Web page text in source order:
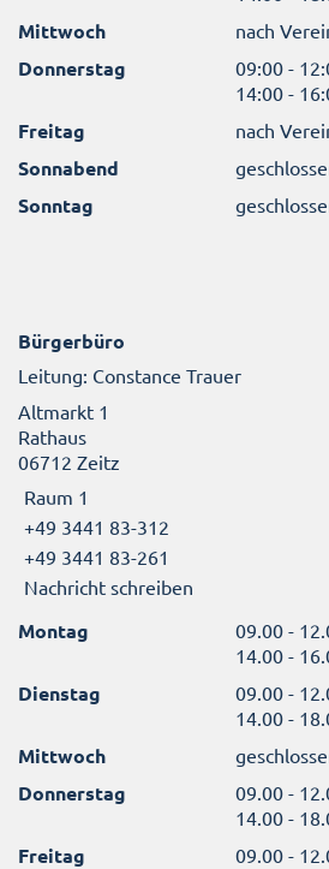
Mittwoch nach
Donnerstag
09:00 -
14:00 -
Freitag nach
Sonnabend
Sonntag
Bürgerbüro
Leitung: Constance Trauer
Altmarkt 1
Rathaus
06712 Zeitz
Raum 1
+49 3441 83-312
+49 3441 83-261
Nachricht schreiben
Montag
09.00 -
14.00 -
Dienstag
09.00 -
14.00 -
Mittwoch
Donnerstag
09.00 -
14.00 -
Freitag 09.00 -